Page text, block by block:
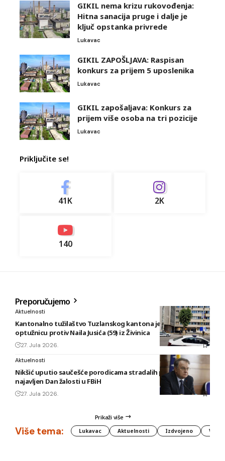
GIKIL nema krizu rukovođenja:
Hitna sanacija pruge i dalje je
ključ opstanka privrede
Lukavac
GIKIL ZAPOŠLJAVA: Raspisan
konkurs za prijem 5 uposlenika
Lukavac
GIKIL zapošaljava: Konkurs za
prijem više osoba na tri pozicije
Lukavac
Priključite se!
41K 2K
140
Preporučujemo
Aktuelnosti
Kantonalno tužilaštvo Tuzlanskog kantona je podiglo
optužnicu protiv Naila Jusića (59) iz Živinica
27. Jula 2026.
Aktuelnosti
Nikšić uputio saučešće porodicama stradalih planinara,
najavljen Dan žalosti u FBiH
27. Jula 2026.
Prikaži više
Više tema: Lukavac Aktuelnosti Izdvojeno